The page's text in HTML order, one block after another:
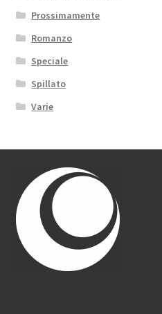
Prossimamente
Romanzo
Speciale
Spillato
Varie